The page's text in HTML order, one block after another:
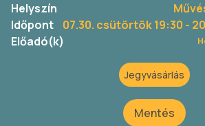
Helyszín
Időpont
07.30. csütörtök 19:30 -
Előadó(k)
Jegyvásárlás
Mentés